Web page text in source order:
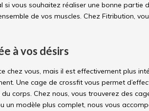
si vous souhaitez réaliser une bonne partie
de vos muscles. Chez Fitribution,
à vos désirs
chez vous, mais il est effectivement plus
Une cage de crossfit vous permet
corps. Chez nous, vous trouverez des
un modèle plus complet, nous vous